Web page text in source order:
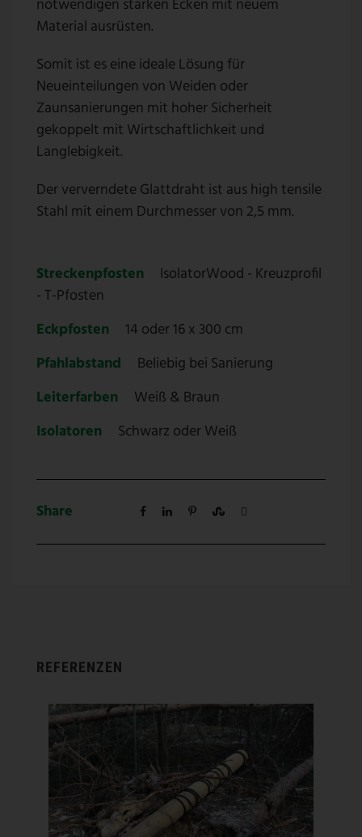
notwendigen starken Ecken mit neuem
Material ausrüsten.
Somit ist es eine ideale Lösung für
Neueinteilungen von Weiden oder
Zaunsanierungen mit hoher Sicherheit
gekoppelt mit Wirtschaftlichkeit und
Langlebigkeit.
Der ververndete Glattdraht ist aus high tensile
Stahl mit einem Durchmesser von 2,5 mm.
Streckenpfosten
IsolatorWood - Kreuzprofil
- T-Pfosten
Eckpfosten
14 oder 16 x 300 cm
Pfahlabstand
Beliebig bei Sanierung
Leiterfarben
Weiß & Braun
Isolatoren
Schwarz oder Weiß
Share
REFERENZEN